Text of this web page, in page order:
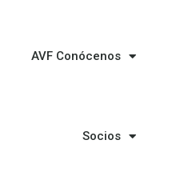
AVF Conócenos
Socios